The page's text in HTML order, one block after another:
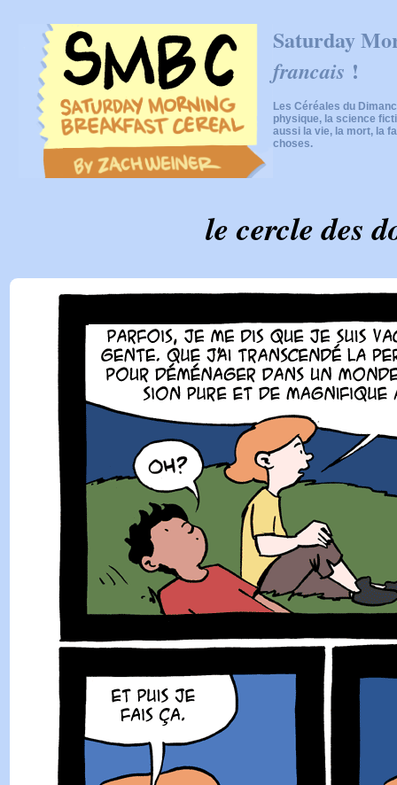
Saturday
francais !
Les Céréales du
physique, la science
aussi la vie, la mort, la
choses.
le cercle des